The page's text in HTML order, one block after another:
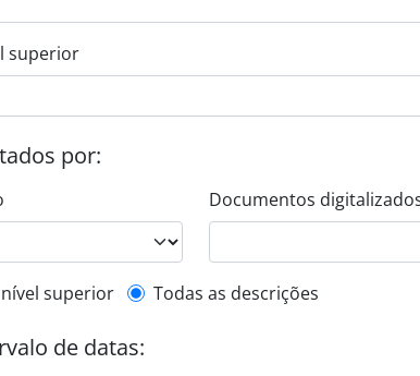
superior
por:
Documentos
de nível superior
superior Todas as descrições
de datas: